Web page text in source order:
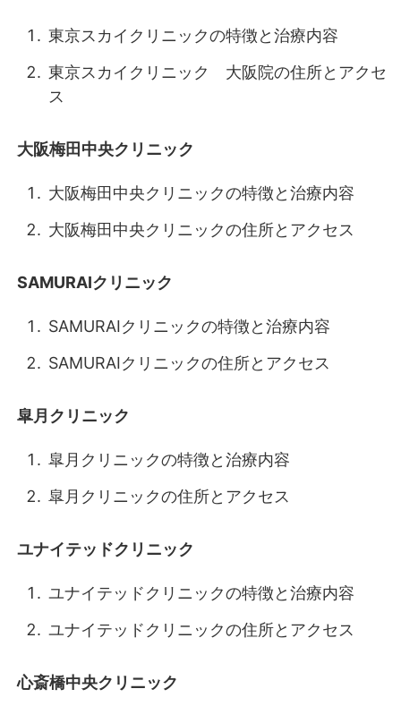
東京スカイクリニックの特徴と治療内容
東京スカイクリニック 大阪院の住所とアクセ
ス
大阪梅田中央クリニック
大阪梅田中央クリニックの特徴と治療内容
大阪梅田中央クリニックの住所とアクセス
SAMURAIクリニック
SAMURAIクリニックの特徴と治療内容
SAMURAIクリニックの住所とアクセス
皐月クリニック
皐月クリニックの特徴と治療内容
皐月クリニックの住所とアクセス
ユナイテッドクリニック
ユナイテッドクリニックの特徴と治療内容
ユナイテッドクリニックの住所とアクセス
心斎橋中央クリニック